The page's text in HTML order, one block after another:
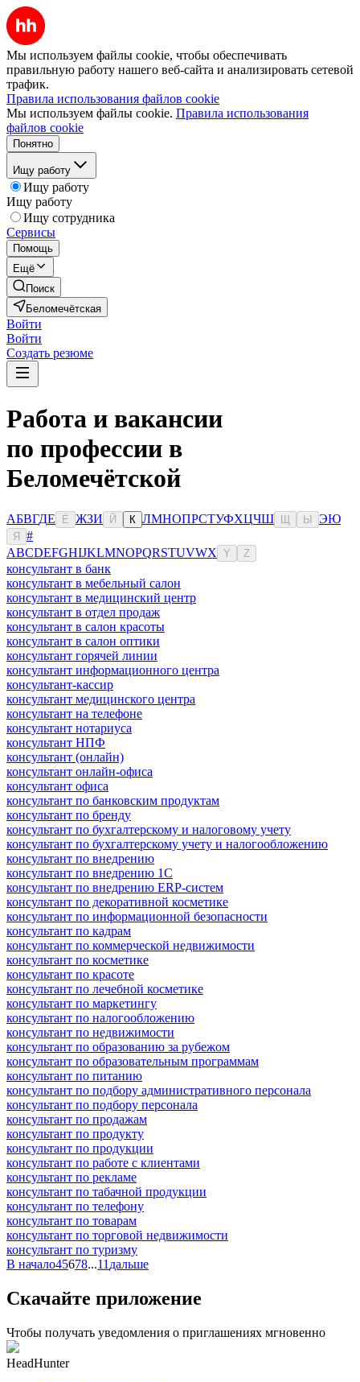
Мы используем файлы cookie, чтобы обеспечивать
правильную работу нашего веб-сайта и анализировать сетевой
трафик.
Правила использования файлов cookie
Мы используем файлы cookie. Правила использования
файлов cookie
Понятно
Ищу работу
Ищу работу
Ищу работу
Ищу сотрудника
Сервисы
Помощь
Ещё
Поиск
Беломечётская
Войти
Войти
Создать резюме
Работа и вакансии
по профессии в
Беломечётской
АБВГДЕ Ё ЖЗИ Й К ЛМНОПРСТУФХЦЧШ Ы ЭЮ
Я
#
ABCDEFGHIJKLMNOPQRSTUVWX Y Z
консультант в банк
консультант в мебельный салон
консультант в медицинский центр
консультант в отдел продаж
консультант в салон красоты
консультант в салон оптики
консультант горячей линии
консультант информационного центра
консультант-кассир
консультант медицинского центра
консультант на телефоне
консультант нотариуса
консультант НПФ
консультант (онлайн)
консультант онлайн-офиса
консультант офиса
консультант по банковским продуктам
консультант по бренду
консультант по бухгалтерскому и налоговому учету
консультант по бухгалтерскому учету и налогообложению
консультант по внедрению
консультант по внедрению 1С
консультант по внедрению ERP-систем
консультант по декоративной косметике
консультант по информационной безопасности
консультант по кадрам
консультант по коммерческой недвижимости
консультант по косметике
консультант по красоте
консультант по лечебной косметике
консультант по маркетингу
консультант по налогообложению
консультант по недвижимости
консультант по образованию за рубежом
консультант по образовательным программам
консультант по питанию
консультант по подбору административного персонала
консультант по подбору персонала
консультант по продажам
консультант по продукту
консультант по продукции
консультант по работе с клиентами
консультант по рекламе
консультант по табачной продукции
консультант по телефону
консультант по товарам
консультант по торговой недвижимости
консультант по туризму
В начало45678...11 дальше
Скачайте приложение
Чтобы получать уведомления о приглашениях мгновенно
HeadHunter